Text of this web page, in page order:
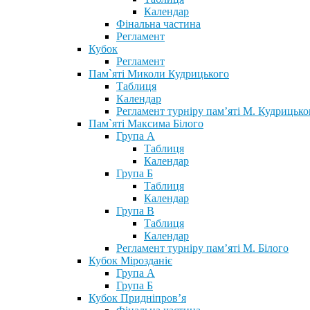
Календар
Фінальна частина
Регламент
Кубок
Регламент
Пам`яті Миколи Кудрицького
Таблиця
Календар
Регламент турніру пам’яті М.
Пам`яті Максима Білого
Група А
Таблиця
Календар
Група Б
Таблиця
Календар
Група В
Таблиця
Календар
Регламент турніру пам’яті М. Білого
Кубок Мірозданіє
Група А
Група Б
Кубок Придніпров’я